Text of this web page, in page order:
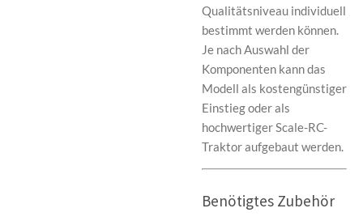
Qualitätsniveau individuell
bestimmt werden können.
Je nach Auswahl der
Komponenten kann das
Modell als kostengünstiger
Einstieg oder als
hochwertiger Scale-RC-
Traktor aufgebaut werden.
Benötigtes Zubehör